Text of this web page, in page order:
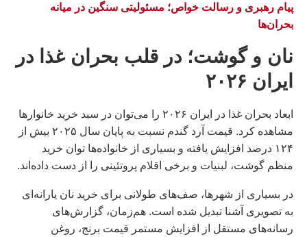
پیام رهبری و رسالت خواص؛ مسئولیتی سنگین در میانه
بحران‌ها
نان و گوشت؛ در قلب بحران غذا در
ایران ۲۰۲۶
ابعاد بحران غذا در ایران ۲۰۲۶ را می‌توان در سبد خرید خانوارها
مشاهده کرد. قیمت آرد گندم نسبت به پایان سال ۲۰۲۵ بیش از
۱۲۴ درصد افزایش یافته و بسیاری از خانواده‌ها توان خرید
منظم گوشت، لبنیات و برخی اقلام پروتئینی را از دست داده‌اند.
در بسیاری از شهرها، صف‌های طولانی برای خرید نان یارانه‌ای
به تصویری آشنا تبدیل شده است. هم‌زمان، گزارش‌های
رسانه‌های مستقل از افزایش مستمر قیمت برنج، روغن